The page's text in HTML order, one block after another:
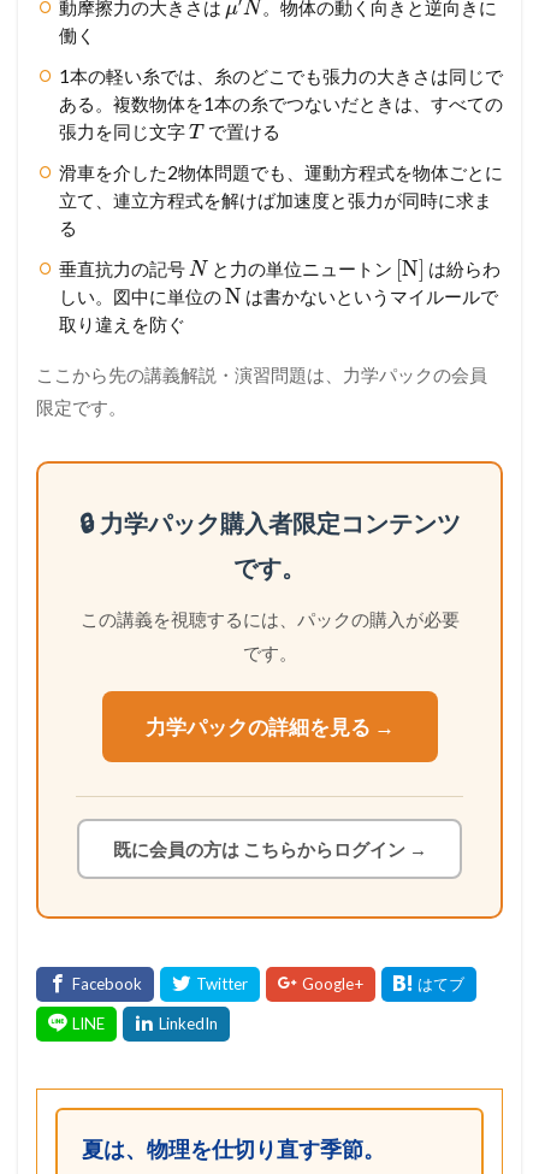
動摩擦力の大きさは μ N 。物体の動く向きと逆向きに
働く
1本の軽い糸では、糸のどこでも張力の大きさは同じで
ある。複数物体を1本の糸でつないだときは、すべての
張力を同じ文字T で置ける
滑車を介した2物体問題でも、運動方程式を物体ごとに
立て、連立方程式を解けば加速度と張力が同時に求ま
る
垂直抗力の記号Nと力の単位ニュートン [N] は紛らわ
しい。図中に単位のN は書かないというマイルールで
取り違えを防ぐ
ここから先の講義解説・演習問題は、力学パックの会員
限定です。
🔒 力学パック購入者限定コンテンツ
です。
この講義を視聴するには、パックの購入が必要
です。
力学パックの詳細を見る →
既に会員の方は こちらからログイン →
夏は、物理を仕切り直す季節。